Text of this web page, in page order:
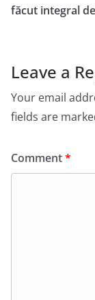
făcut integral
Leave a
Your email
fields are
Comment*